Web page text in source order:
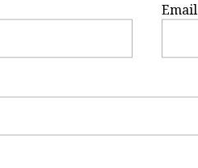
Email